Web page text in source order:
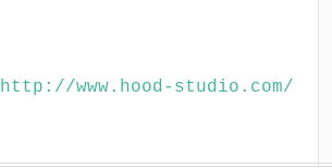
http://www.hood-studio.com/